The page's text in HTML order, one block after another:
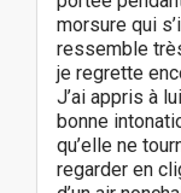
morsure qui
ressemble
je regrette
J’ai appris à
bonne
qu’elle ne
regarder en